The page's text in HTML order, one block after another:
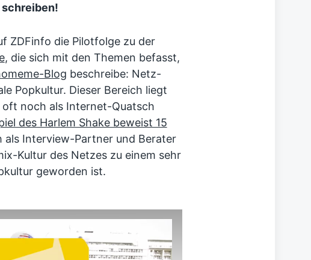
ZDFinfo die Pilotfolge zu der
, die sich mit den Themen befasst,
Blog beschreibe: Netz-
Popkultur. Dieser Bereich liegt
oft noch als Internet-Quatsch
des Harlem Shake beweist 15
als Interview-Partner und Berater
Kultur des Netzes zu einem sehr
geworden ist.